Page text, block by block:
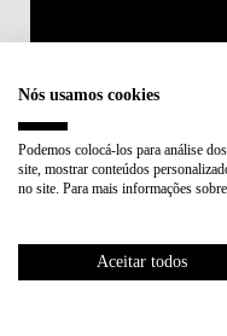
Membro de:
Nós usamos cookies
Podemos colocá-los para análise
site, mostrar conteúdos
no site. Para mais informações
Aceitar todos